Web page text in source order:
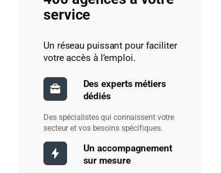
service
Un réseau puissant pour faciliter
votre accès à l’emploi.
Des experts métiers
dédiés
Des spécialistes qui connaissent votre
secteur et vos besoins spécifiques.
Un accompagnement
sur mesure